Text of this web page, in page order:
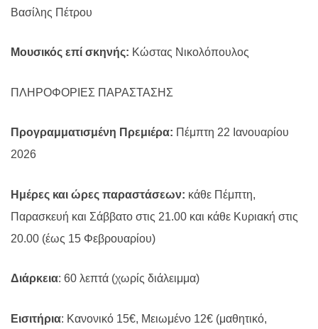
Βασίλης Πέτρου
Μουσικός επί σκηνής: Κώστας Νικολόπουλος
ΠΛΗΡΟΦΟΡΙΕΣ ΠΑΡΑΣΤΑΣΗΣ
Προγραμματισμένη Πρεμιέρα: Πέμπτη 22 Ιανουαρίου
2026
Ημέρες και ώρες παραστάσεων: κάθε Πέμπτη,
Παρασκευή και Σάββατο στις 21.00 και κάθε Κυριακή στις
20.00 (έως 15 Φεβρουαρίου)
Διάρκεια: 60 λεπτά (χωρίς διάλειμμα)
Εισιτήρια: Κανονικό 15€, Μειωμένο 12€ (μαθητικό,